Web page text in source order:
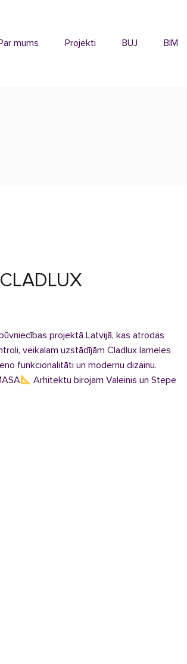
mums Projekti BUJ BIM
projektā Latvijā, kas atrodas
veikalam uzstādījām Cladlux lameles
funkcionalitāti un modernu dizainu.
Arhitektu birojam Valeinis un Stepe